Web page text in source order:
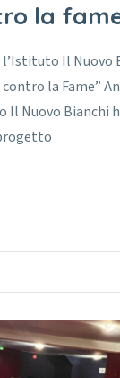
la
Il Nuovo
la Fame”
Il Nuovo Bianchi